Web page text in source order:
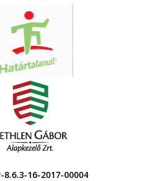
8.6.3-16-2017-00004